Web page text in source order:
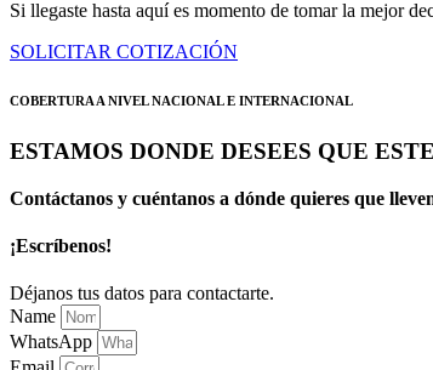
Si llegaste hasta aquí es momento de tomar la mejor
SOLICITAR COTIZACIÓN
COBERTURA A NIVEL NACIONAL E INTERNACIONAL
ESTAMOS DONDE DESEES QUE
Contáctanos y cuéntanos a dónde quieres que
¡Escríbenos!
Déjanos tus datos para contactarte.
Name
WhatsApp